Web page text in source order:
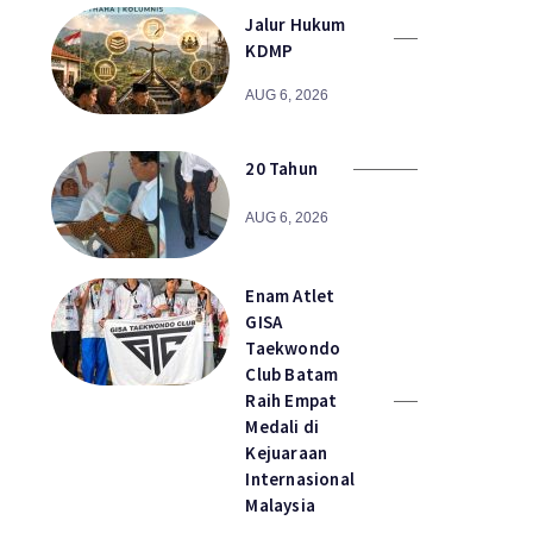
Jalur Hukum
KDMP
AUG 6, 2026
20 Tahun
AUG 6, 2026
Enam Atlet
GISA
Taekwondo
Club Batam
Raih Empat
Medali di
Kejuaraan
Internasional
Malaysia